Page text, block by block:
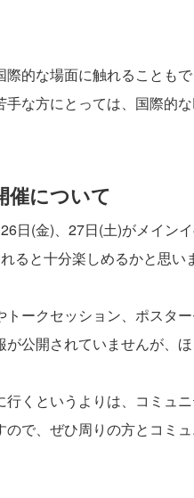
的な場面に触れることも
な方にとっては、国際的
催について
日(金)、27日(土)がメイン
ると十分楽しめるかと思い
ークセッション、ポスタ
公開されていませんが、
くというよりは、コミュ
で、ぜひ周りの方とコミ